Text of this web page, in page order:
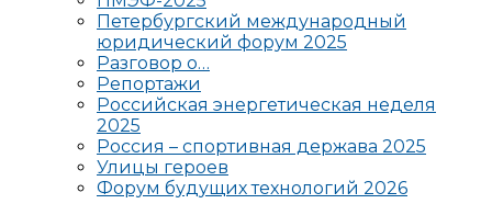
Петербургский международный
юридический форум 2025
Разговор о…
Репортажи
Российская энергетическая неделя
2025
Россия – спортивная держава 2025
Улицы героев
Форум будущих технологий 2026